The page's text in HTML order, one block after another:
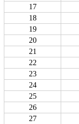
17
18
19
20
21
22
23
24
25
26
27